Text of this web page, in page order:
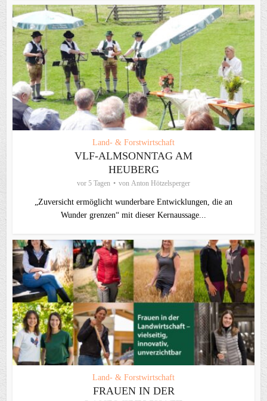
Land- & Forstwirtschaft
VLF-ALMSONNTAG AM
HEUBERG
vor 5 Tagen von Anton Hötzelsperger
„Zuversicht ermöglicht wunderbare Entwicklungen, die an
Wunder grenzen“ mit dieser Kernaussage...
Land- & Forstwirtschaft
FRAUEN IN DER